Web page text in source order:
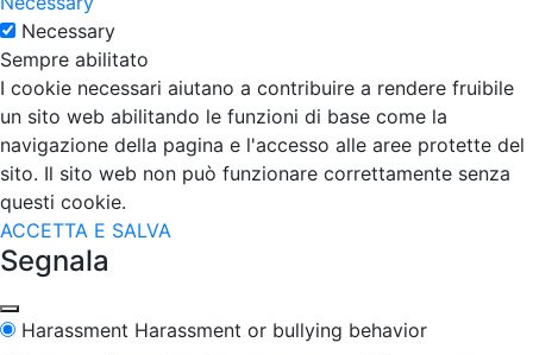
Necessary
Sempre abilitato
I cookie necessari aiutano a contribuire a rendere fruibile
un sito web abilitando le funzioni di base come la
navigazione della pagina e l'accesso alle aree protette del
sito. Il sito web non può funzionare correttamente senza
questi cookie.
ACCETTA E SALVA
Segnala
Harassment Harassment or bullying behavior